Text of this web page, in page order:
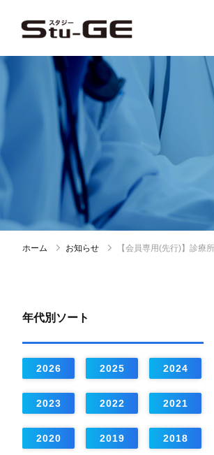
ホーム お知らせ 【会員専用(先行)】診療
年代別ソート
2026 2025 2024
2023 2022 2021
2020 2019 2018